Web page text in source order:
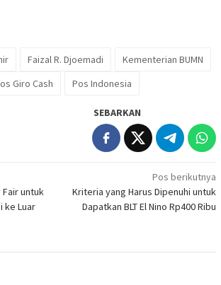
Faizal R. Djoemadi
Kementerian BUMN
Giro Cash Pos Indonesia
SEBARKAN
Fair untuk
ke Luar
Pos berikutnya
Kriteria yang Harus Dipenuhi untuk
Dapatkan BLT El Nino Rp400 Ribu